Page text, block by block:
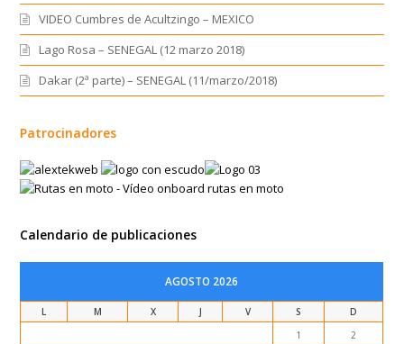
VIDEO Cumbres de Acultzingo – MEXICO
Lago Rosa – SENEGAL (12 marzo 2018)
Dakar (2ª parte) – SENEGAL (11/marzo/2018)
Patrocinadores
Calendario de publicaciones
AGOSTO 2026
L M X J V S
D
1
2